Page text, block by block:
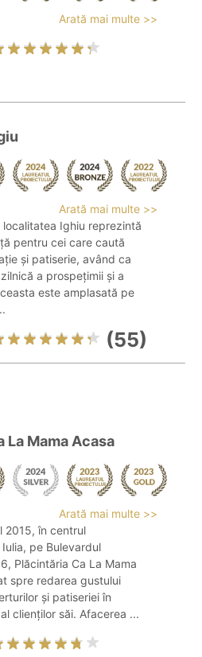
Arată mai multe >>
Arată mai multe >>
localitatea Ighiu reprezintă
pentru cei care caută
și patiserie, având ca
a prospețimii și a
este amplasată pe
(55)
La Mama Acasa
Arată mai multe >>
2015, în centrul
pe Bulevardul
Plăcintăria Ca La Mama
spre redarea gustului
și patiseriei în
clienților săi. Afacerea ...